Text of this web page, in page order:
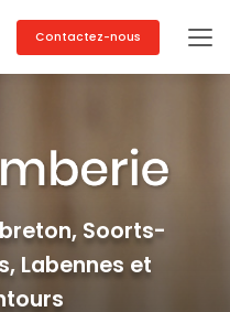
Contactez-nous
Soorts-
Labennes et